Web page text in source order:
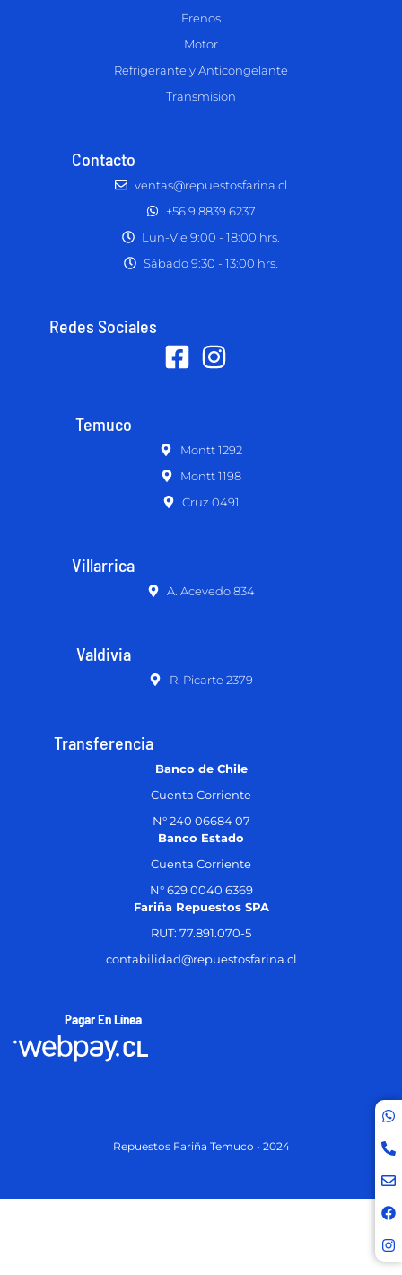
Frenos
Motor
Refrigerante y Anticongelante
Transmision
Contacto
ventas@repuestosfarina.cl
+56 9 8839 6237
Lun-Vie 9:00 - 18:00 hrs.
Sábado 9:30 - 13:00 hrs.
Redes Sociales
Temuco
Montt 1292
Montt 1198
Cruz 0491
Villarrica
A. Acevedo 834
Valdivia
R. Picarte 2379
Transferencia
Banco de Chile
Cuenta Corriente
N° 240 06684 07
Banco Estado
Cuenta Corriente
N° 629 0040 6369
Fariña Repuestos SPA
RUT: 77.891.070-5
contabilidad@repuestosfarina.cl
Pagar En Línea
Repuestos Fariña Temuco • 2024